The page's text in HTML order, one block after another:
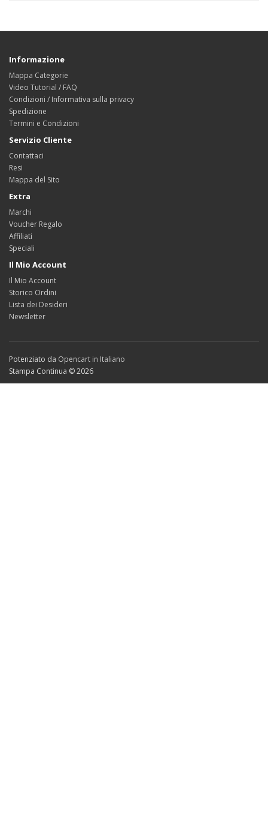
Informazione
Mappa Categorie
Video Tutorial / FAQ
Condizioni / Informativa sulla privacy
Spedizione
Termini e Condizioni
Servizio Cliente
Contattaci
Resi
Mappa del Sito
Extra
Marchi
Voucher Regalo
Affiliati
Speciali
Il Mio Account
Il Mio Account
Storico Ordini
Lista dei Desideri
Newsletter
Potenziato da Opencart in Italiano
Stampa Continua © 2026